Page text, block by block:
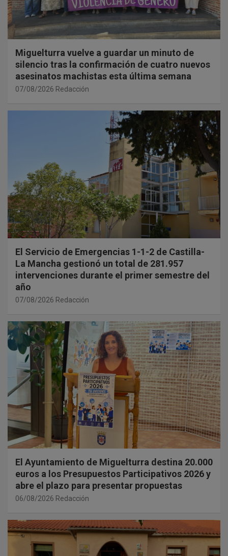
Miguelturra vuelve a guardar un minuto de
silencio tras la confirmación de cuatro nuevos
asesinatos machistas esta última semana
07/08/2026 Redacción
El Servicio de Emergencias 1-1-2 de Castilla-
La Mancha gestionó un total de 281.957
intervenciones durante el primer semestre del
año
07/08/2026 Redacción
El Ayuntamiento de Miguelturra destina 20.000
euros a los Presupuestos Participativos 2026 y
abre el plazo para presentar propuestas
06/08/2026 Redacción